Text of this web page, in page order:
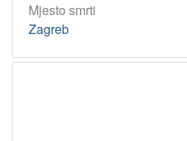
Mjesto smrti
Zagreb